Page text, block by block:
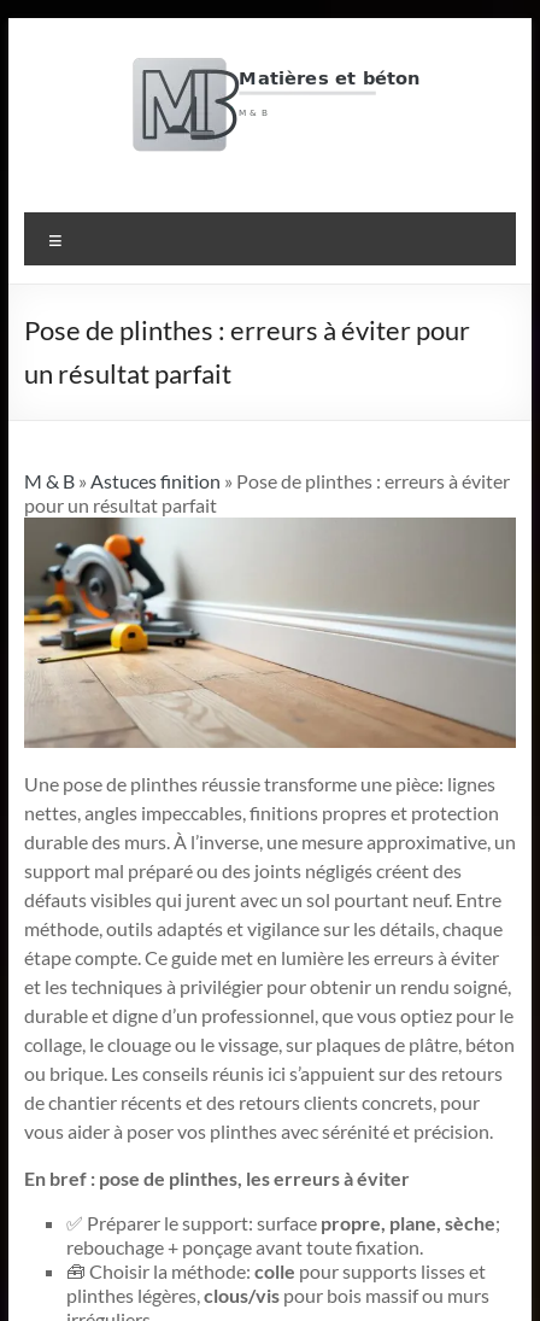
M
&
B
Matières
et
béton
Pose de plinthes : erreurs à éviter pour
un résultat parfait
M & B» Astuces finition » Pose de plinthes : erreurs à éviter
pour un résultat parfait
Une pose de plinthes réussie transforme une pièce: lignes
nettes, angles impeccables, finitions propres et protection
durable des murs. À l’inverse, une mesure approximative, un
support mal préparé ou des joints négligés créent des
défauts visibles qui jurent avec un sol pourtant neuf. Entre
méthode, outils adaptés et vigilance sur les détails, chaque
étape compte. Ce guide met en lumière les erreurs à éviter
et les techniques à privilégier pour obtenir un rendu soigné,
durable et digne d’un professionnel, que vous optiez pour le
collage, le clouage ou le vissage, sur plaques de plâtre, béton
ou brique. Les conseils réunis ici s’appuient sur des retours
de chantier récents et des retours clients concrets, pour
vous aider à poser vos plinthes avec sérénité et précision.
En bref : pose de plinthes, les erreurs à éviter
✅ Préparer le support: surface propre, plane, sèche;
rebouchage + ponçage avant toute fixation.
🧰 Choisir la méthode: colle pour supports lisses et
plinthes légères,clous/vispour bois massif ou murs